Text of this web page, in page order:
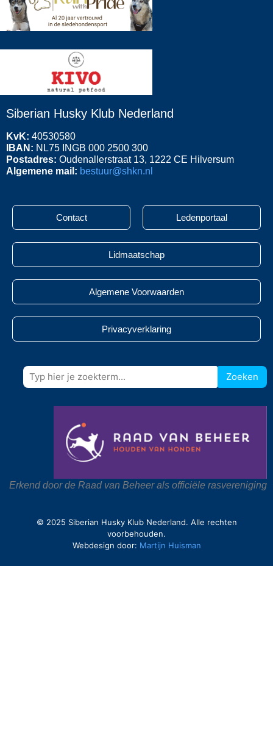
Siberian Husky Klub Nederland
KvK: 40530580
IBAN: NL75 INGB 000 2500 300
Postadres: Oudenallerstraat 13, 1222 CE Hilversum
Algemene mail: bestuur@shkn.nl
Contact Ledenportaal
Lidmaatschap
Algemene Voorwaarden
Privacyverklaring
Zoeken
Erkend door de Raad van Beheer als officiële rasvereniging
© 2025 Siberian Husky Klub Nederland. Alle rechten
voorbehouden.
Webdesign door: Martijn Huisman